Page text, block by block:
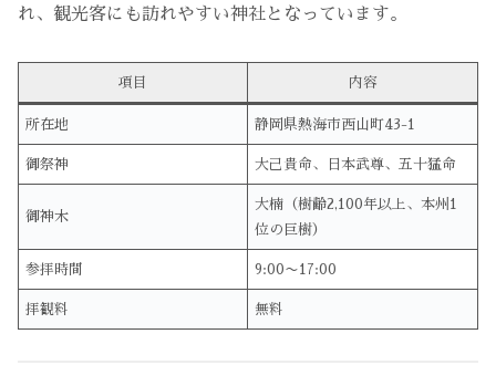
れ、観光客にも訪れやすい神社となっています。
項目 内容
所在地 静岡県熱海市西山町43-1
御祭神 大己貴命、日本武尊、五十猛命
御神木
大楠（樹齢2,100年以上、本州1
位の巨樹）
参拝時間 9:00〜17:00
拝観料 無料